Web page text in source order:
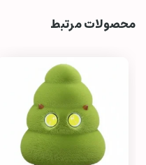
محصولات مرتبط